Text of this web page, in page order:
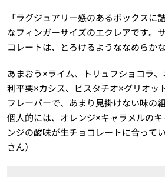
「ラグジュアリー感のあるボックスに
なフィンガーサイズのエクレアです。
コレートは、とろけるようななめらかな
あまおう×ライム、トリュフショコラ、
利平栗×カシス、ピスタチオ×グリオッ
フレーバーで、あまり見掛けない味の
個人的には、オレンジ×キャラメルの
ンジの酸味が生チョコレートに合って
さん）